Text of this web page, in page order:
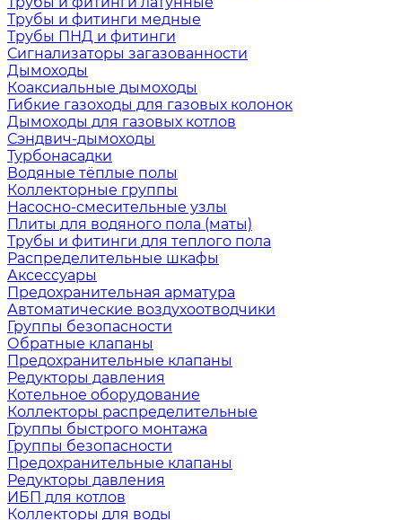
Трубы и фитинги медные
Трубы ПНД и фитинги
Сигнализаторы загазованности
Дымоходы
Коаксиальные дымоходы
Гибкие газоходы для газовых колонок
Дымоходы для газовых котлов
Сэндвич-дымоходы
Турбонасадки
Водяные тёплые полы
Коллекторные группы
Насосно-смесительные узлы
Плиты для водяного пола (маты)
Трубы и фитинги для теплого пола
Распределительные шкафы
Аксессуары
Предохранительная арматура
Автоматические воздухоотводчики
Группы безопасности
Обратные клапаны
Предохранительные клапаны
Редукторы давления
Котельное оборудование
Коллекторы распределительные
Группы быстрого монтажа
Группы безопасности
Предохранительные клапаны
Редукторы давления
ИБП для котлов
Коллекторы для воды